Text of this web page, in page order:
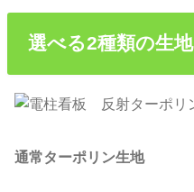
選べる2種類の生地
通常ターポリン生地